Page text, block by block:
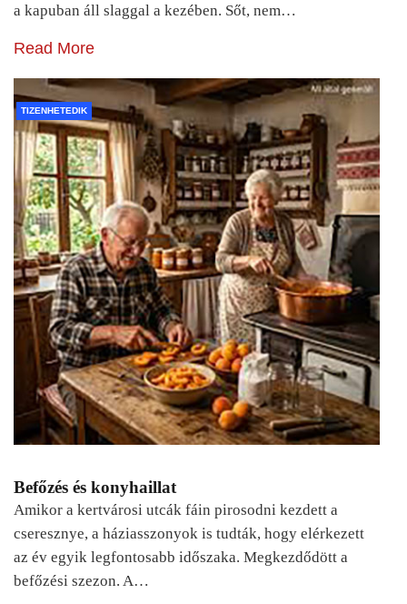
a kapuban áll slaggal a kezében. Sőt, nem…
Read More
TIZENHETEDIK
Befőzés és konyhaillat
Amikor a kertvárosi utcák fáin pirosodni kezdett a
cseresznye, a háziasszonyok is tudták, hogy elérkezett
az év egyik legfontosabb időszaka. Megkezdődött a
befőzési szezon. A…